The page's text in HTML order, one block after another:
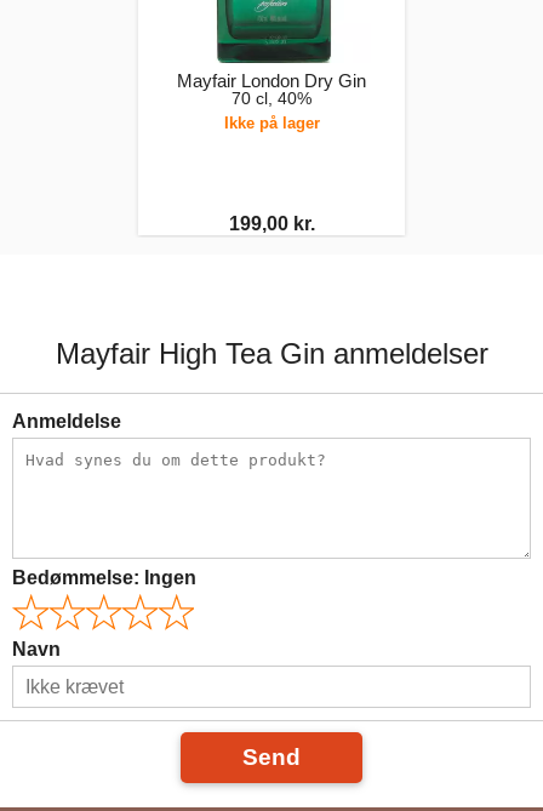
Mayfair London Dry Gin
70 cl, 40%
Ikke på lager
199,00 kr.
Mayfair High Tea Gin anmeldelser
Anmeldelse
Bedømmelse: Ingen
Navn
Send